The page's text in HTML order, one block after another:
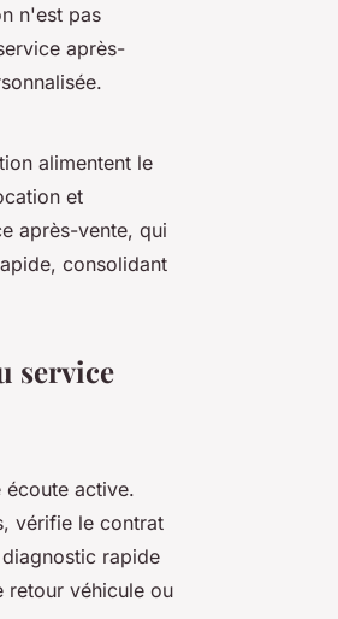
n'est pas
après-
alimentent le
et
après-vente, qui
consolidant
service
écoute active.
vérifie le contrat
rapide
retour véhicule ou